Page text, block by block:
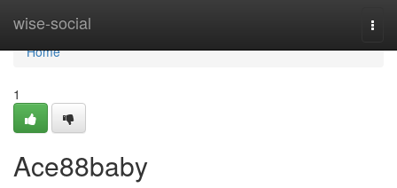
wise-social
Home
Home
1
Ace88baby